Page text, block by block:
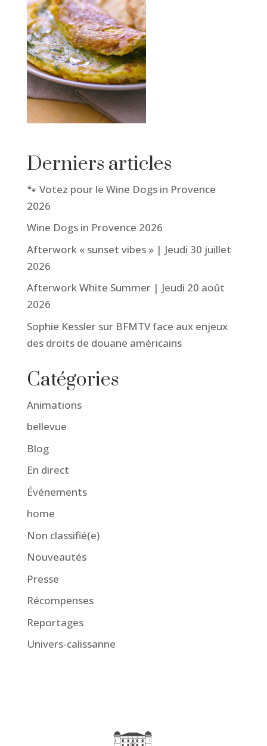
Derniers articles
🐾 Votez pour le Wine Dogs in Provence
2026
Wine Dogs in Provence 2026
Afterwork « sunset vibes » | Jeudi 30 juillet
2026
Afterwork White Summer | Jeudi 20 août
2026
Sophie Kessler sur BFMTV face aux enjeux
des droits de douane américains
Catégories
Animations
bellevue
Blog
En direct
Événements
home
Non classifié(e)
Nouveautés
Presse
Récompenses
Reportages
Univers-calissanne